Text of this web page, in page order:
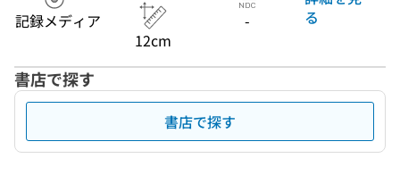
記録メディア
12cm
-
る
書店で探す
書店で探す